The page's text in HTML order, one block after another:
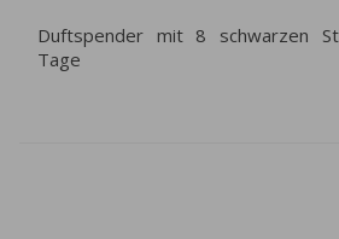
Duftspender mit 8 schwarzen
Tage